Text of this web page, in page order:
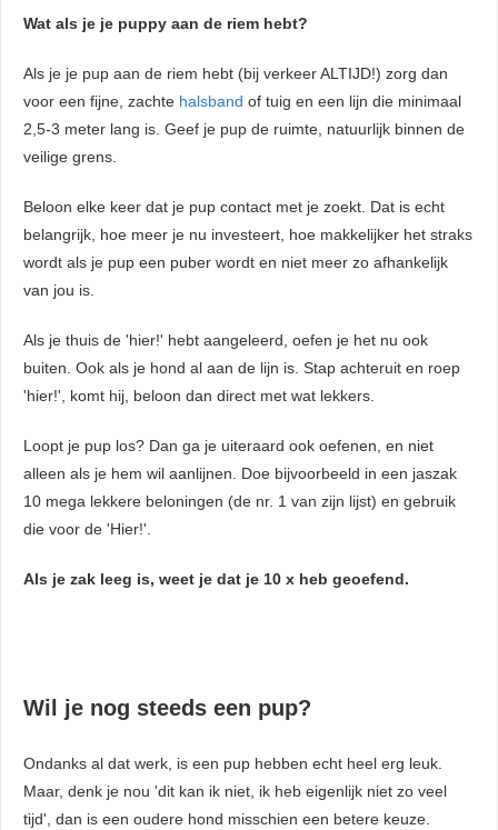
Wat als je je puppy aan de riem hebt?
Als je je pup aan de riem hebt (bij verkeer ALTIJD!) zorg dan
voor een fijne, zachte halsband of tuig en een lijn die minimaal
2,5-3 meter lang is. Geef je pup de ruimte, natuurlijk binnen de
veilige grens.
Beloon elke keer dat je pup contact met je zoekt. Dat is echt
belangrijk, hoe meer je nu investeert, hoe makkelijker het straks
wordt als je pup een puber wordt en niet meer zo afhankelijk
van jou is.
Als je thuis de 'hier!' hebt aangeleerd, oefen je het nu ook
buiten. Ook als je hond al aan de lijn is. Stap achteruit en roep
'hier!', komt hij, beloon dan direct met wat lekkers.
Loopt je pup los? Dan ga je uiteraard ook oefenen, en niet
alleen als je hem wil aanlijnen. Doe bijvoorbeeld in een jaszak
10 mega lekkere beloningen (de nr. 1 van zijn lijst) en gebruik
die voor de 'Hier!'.
Als je zak leeg is, weet je dat je 10 x heb geoefend.
Wil je nog steeds een pup?
Ondanks al dat werk, is een pup hebben echt heel erg leuk.
Maar, denk je nou 'dit kan ik niet, ik heb eigenlijk niet zo veel
tijd', dan is een oudere hond misschien een betere keuze.